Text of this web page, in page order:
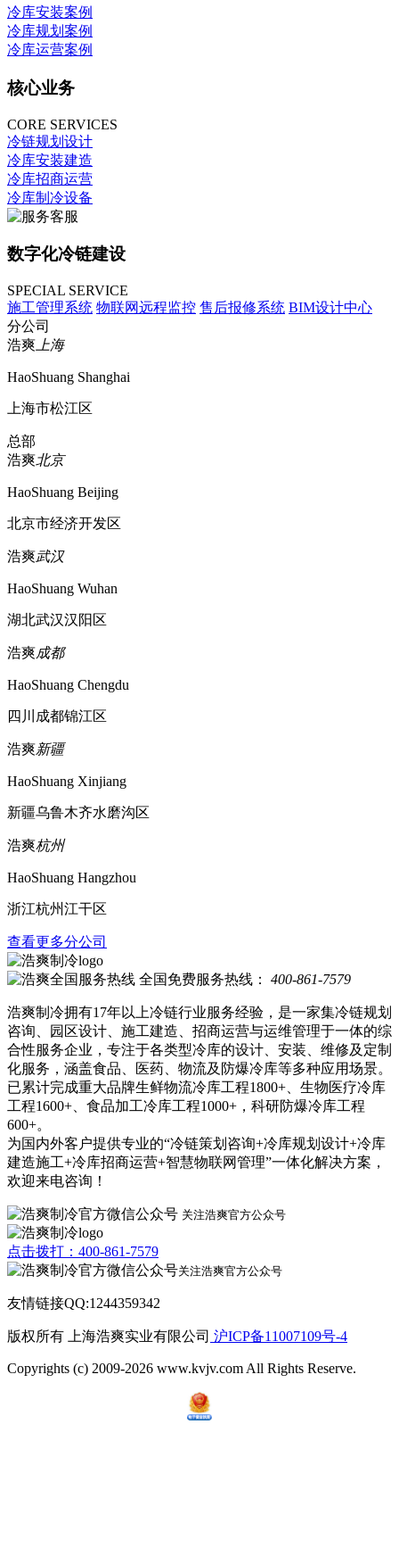
冷库安装案例
冷库规划案例
冷库运营案例
核心业务
CORE SERVICES
冷链规划设计
冷库安装建造
冷库招商运营
冷库制冷设备
数字化冷链建设
SPECIAL SERVICE
施工管理系统 物联网远程监控 售后报修系统 BIM设计中心
分公司
浩爽 上海
HaoShuang Shanghai
上海市松江区
总部
浩爽北京
HaoShuang Beijing
北京市经济开发区
浩爽武汉
HaoShuang Wuhan
湖北武汉汉阳区
浩爽成都
HaoShuang Chengdu
四川成都锦江区
浩爽新疆
HaoShuang Xinjiang
新疆乌鲁木齐水磨沟区
浩爽杭州
HaoShuang Hangzhou
浙江杭州江干区
查看更多分公司
全国免费服务热线： 400-861-7579
浩爽制冷拥有17年以上冷链行业服务经验，是一家集冷链规划
咨询、园区设计、施工建造、招商运营与运维管理于一体的综
合性服务企业，专注于各类型冷库的设计、安装、维修及定制
化服务，涵盖食品、医药、物流及防爆冷库等多种应用场景。
已累计完成重大品牌生鲜物流冷库工程1800+、生物医疗冷库
工程1600+、食品加工冷库工程1000+，科研防爆冷库工程
600+。
为国内外客户提供专业的“冷链策划咨询+冷库规划设计+冷库
建造施工+冷库招商运营+智慧物联网管理”一体化解决方案，
欢迎来电咨询！
关注浩爽官方公众号
点击拨打：400-861-7579
关注浩爽官方公众号
友情链接QQ:1244359342
版权所有 上海浩爽实业有限公司 沪ICP备11007109号-4
Copyrights (c) 2009-2026 www.kvjv.com All Rights Reserve.